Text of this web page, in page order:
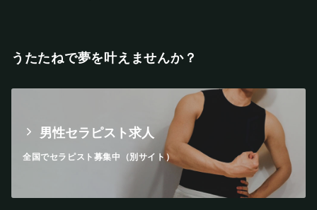
うたたねで夢を叶えませんか？
男性セラピスト求人
全国でセラピスト募集中（別サイト）